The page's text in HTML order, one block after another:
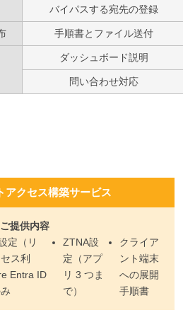
バイパスする宛先の登録
手順書とファイル送付
ダッシュボード説明
問い合わせ対応
アクセス構築サービス
ご提供内容
定（リ
ス利
Entra ID
ZTNA設
定（アプ
リ 3 つま
で）
クライア
ント端末
への展開
手順書